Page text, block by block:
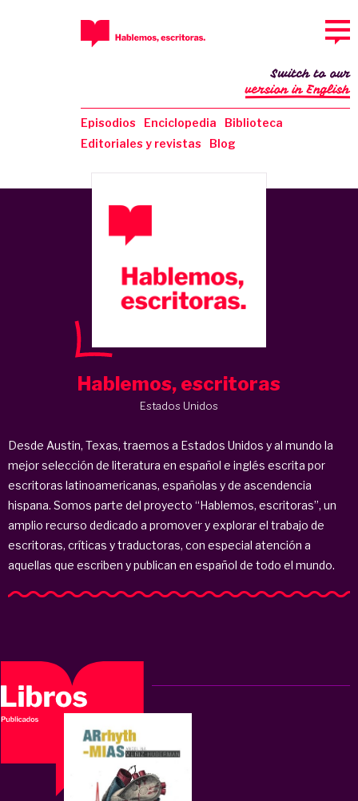
Episodios Enciclopedia
Biblioteca
Editoriales y revistas
Blog
Switch to our
version in English
Hablemos, escritoras
Estados Unidos
Desde Austin, Texas, traemos a Estados Unidos y al mundo la
mejor selección de literatura en español e inglés escrita por
escritoras latinoamericanas, españolas y de ascendencia
hispana. Somos parte del proyecto “Hablemos, escritoras”, un
amplio recurso dedicado a promover y explorar el trabajo de
escritoras, críticas y traductoras, con especial atención a
aquellas que escriben y publican en español de todo el mundo.